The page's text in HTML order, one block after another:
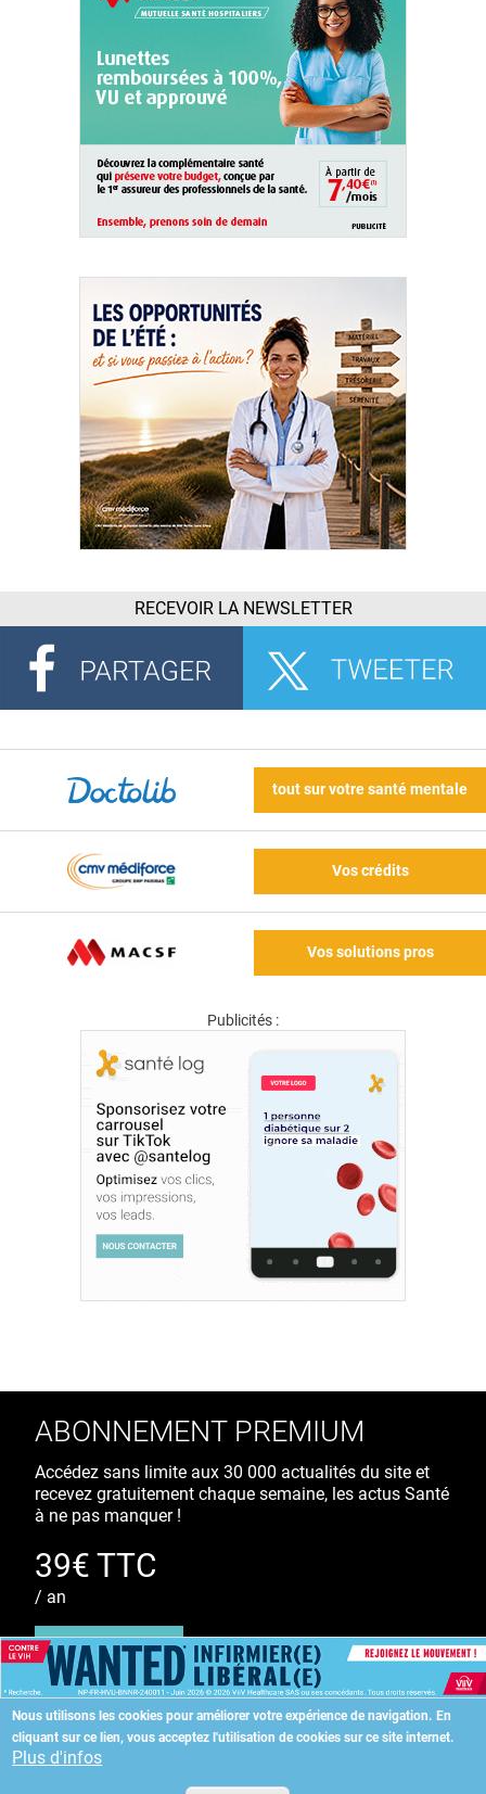
RECEVOIR LA NEWSLETTER
tout sur votre santé mentale
Vos crédits
Vos solutions pros
Publicités :
Nous utilisons les cookies pour améliorer votre expérience de navigation. En
cliquant sur ce lien, vous acceptez l'utilisation de cookies sur ce site internet.
Plus d'infos
ABONNEMENT PREMIUM
Accédez sans limite aux 30 000 actualités du site et
recevez gratuitement chaque semaine, les actus Santé
à ne pas manquer !
39€ TTC
/ an
S'ABONNER
Copyright©2026 ALLIEDHEALTH